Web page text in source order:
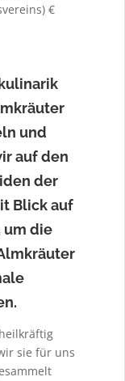
€
und
auf den
der
Blick auf
um die
sie für uns